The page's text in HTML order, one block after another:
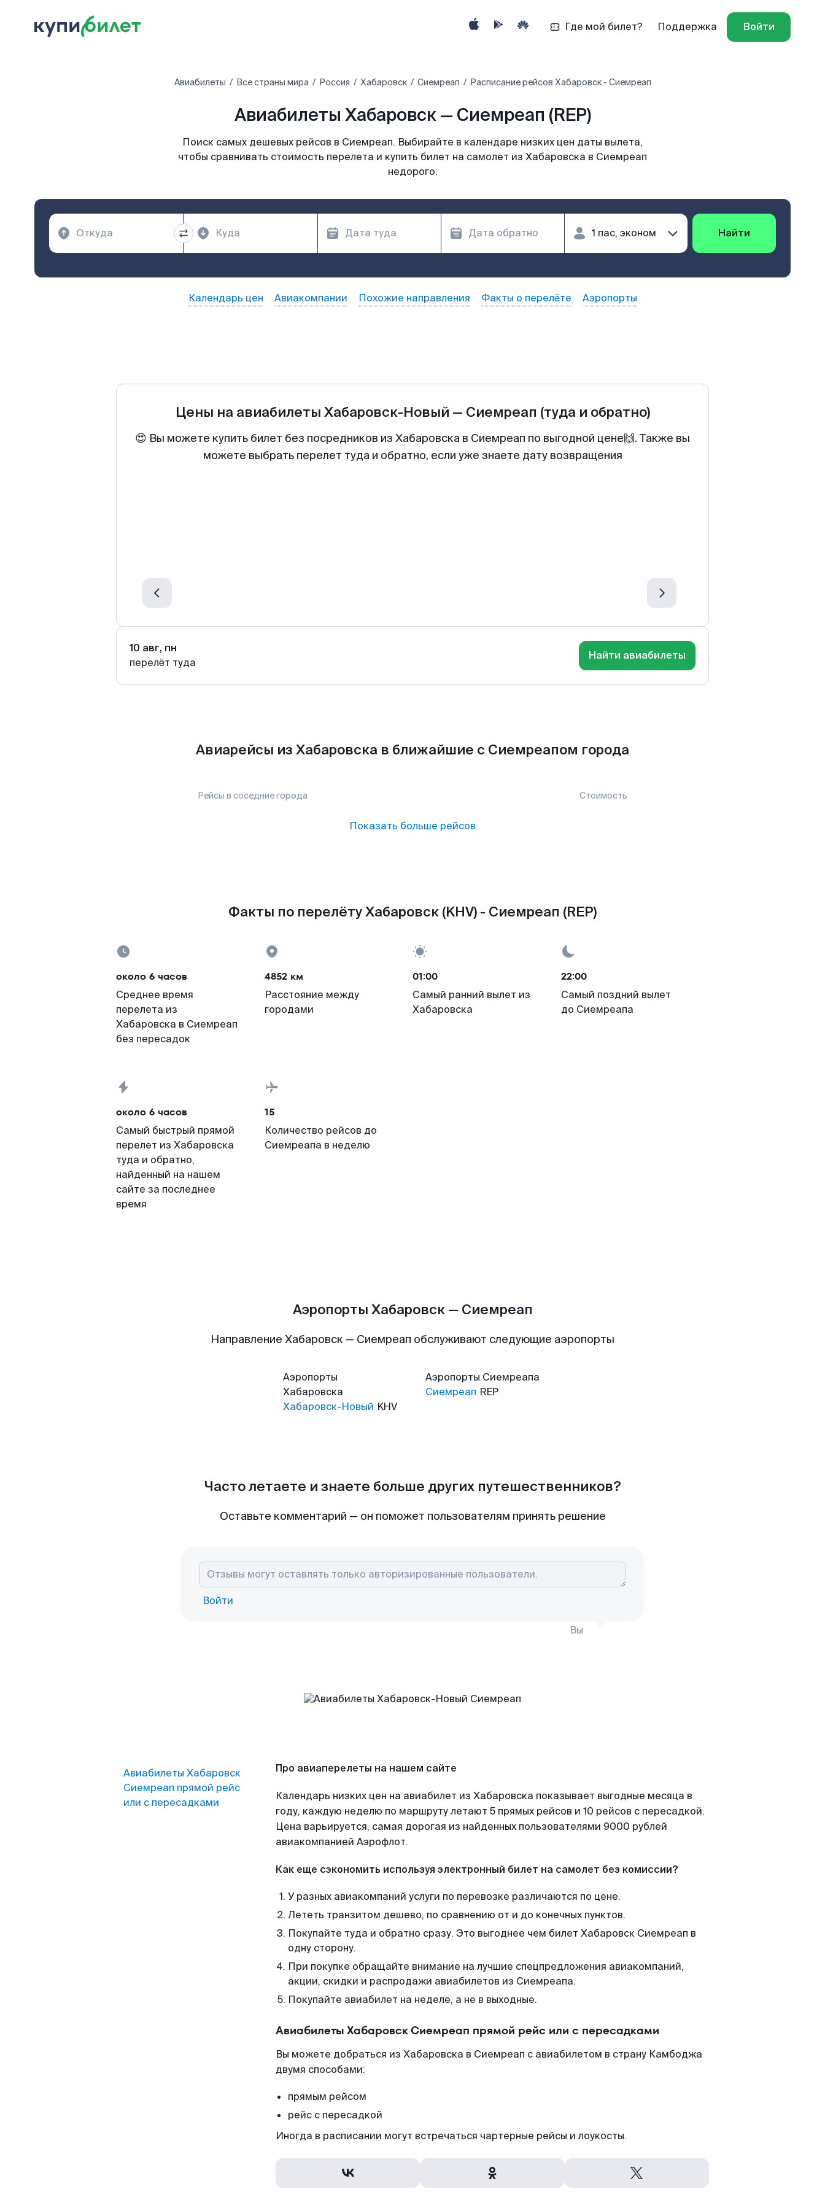
Где мой билет? Поддержка Войти
Авиабилеты Все страны мира Россия Хабаровск Сиемреап Расписание рейсов Хабаровск - Сиемреап
Авиабилеты Хабаровск — Сиемреап (REP)
Поиск самых дешевых рейсов в Сиемреап. Выбирайте в календаре низких цен даты вылета,
чтобы сравнивать стоимость перелета и купить билет на самолет из Хабаровска в Сиемреап
недорого.
Найти
Календарь цен Авиакомпании Похожие направления Факты о перелёте Аэропорты
Цены на авиабилеты Хабаровск-Новый — Сиемреап (туда и обратно)
😍 Вы можете купить билет без посредников из Хабаровска в Сиемреап по выгодной цене🙌. Также вы
можете выбрать перелет туда и обратно, если уже знаете дату возвращения
10 авг, пн
перелёт туда
Найти авиабилеты
Авиарейсы из Хабаровска в ближайшие с Сиемреапом города
Рейсы в соседние города Стоимость
Показать больше рейсов
Факты по перелёту Хабаровск (KHV) - Сиемреап (REP)
около 6 часов
Среднее время
перелета из
Хабаровска в Сиемреап
без пересадок
4852 км
Расстояние между
городами
01:00
Самый ранний вылет из
Хабаровска
22:00
Самый поздний вылет
до Сиемреапа
около 6 часов
Самый быстрый прямой
перелет из Хабаровска
туда и обратно,
найденный на нашем
сайте за последнее
время
15
Количество рейсов до
Сиемреапа в неделю
Аэропорты Хабаровск — Сиемреап
Направление Хабаровск — Сиемреап обслуживают следующие аэропорты
Аэропорты
Хабаровска
Хабаровск-Новый KHV
Аэропорты Сиемреапа
Сиемреап REP
Часто летаете и знаете больше других путешественников?
Оставьте комментарий — он поможет пользователям принять решение
Войти
Вы
Авиабилеты Хабаровск
Сиемреап прямой рейс
или с пересадками
Про авиаперелеты на нашем сайте
Календарь низких цен на авиабилет из Хабаровска показывает выгодные месяца в
году, каждую неделю по маршруту летают 5 прямых рейсов и 10 рейсов с пересадкой.
Цена варьируется, самая дорогая из найденных пользователями 9000 рублей
авиакомпанией Аэрофлот.
Как еще сэкономить используя электронный билет на самолет без комиссии?
У разных авиакомпаний услуги по перевозке различаются по цене.
Лететь транзитом дешево, по сравнению от и до конечных пунктов.
Покупайте туда и обратно сразу. Это выгоднее чем билет Хабаровск Сиемреап в
одну сторону.
При покупке обращайте внимание на лучшие спецпредложения авиакомпаний,
акции, скидки и распродажи авиабилетов из Сиемреапа.
Покупайте авиабилет на неделе, а не в выходные.
Авиабилеты Хабаровск Сиемреап прямой рейс или с пересадками
Вы можете добраться из Хабаровска в Сиемреап с авиабилетом в страну Камбоджа
двумя способами:
прямым рейсом
рейс с пересадкой
Иногда в расписании могут встречаться чартерные рейсы и лоукосты.